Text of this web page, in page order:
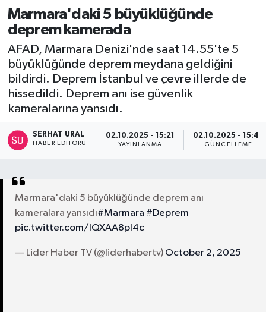
Marmara'daki 5 büyüklüğünde
deprem kamerada
AFAD, Marmara Denizi'nde saat 14.55'te 5
büyüklüğünde deprem meydana geldiğini
bildirdi. Deprem İstanbul ve çevre illerde de
hissedildi. Deprem anı ise güvenlik
kameralarına yansıdı.
SERHAT URAL
HABER EDITÖRÜ
02.10.2025 - 15:21
YAYINLANMA
02.10.2025 - 15:47
GÜNCELLEME
Marmara'daki 5 büyüklüğünde deprem anı
kameralara yansıdı#Marmara #Deprem
pic.twitter.com/IQXAA8pl4c
— Lider Haber TV (@liderhabertv) October 2, 2025
Spor
Sağlık
Teknoloji
Turizm
Kültür - Sanat
Tüm Manşetler
Son Dakika Haberleri
Haber Arşivi